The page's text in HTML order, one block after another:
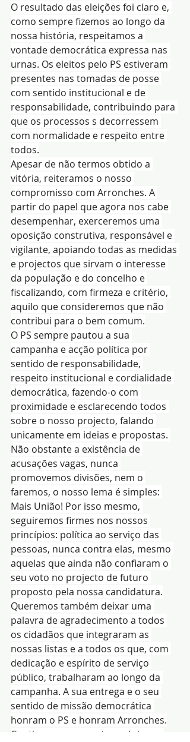
O resultado das eleições foi claro e,
como sempre fizemos ao longo da
nossa história, respeitamos a
vontade democrática expressa nas
urnas. Os eleitos pelo PS estiveram
presentes nas tomadas de posse
com sentido institucional e de
responsabilidade, contribuindo para
que os processos s decorressem
com normalidade e respeito entre
todos.
Apesar de não termos obtido a
vitória, reiteramos o nosso
compromisso com Arronches. A
partir do papel que agora nos cabe
desempenhar, exerceremos uma
oposição construtiva, responsável e
vigilante, apoiando todas as medidas
e projectos que sirvam o interesse
da população e do concelho e
fiscalizando, com firmeza e critério,
aquilo que consideremos que não
contribui para o bem comum.
O PS sempre pautou a sua
campanha e acção política por
sentido de responsabilidade,
respeito institucional e cordialidade
democrática, fazendo-o com
proximidade e esclarecendo todos
sobre o nosso projecto, falando
unicamente em ideias e propostas.
Não obstante a existência de
acusações vagas, nunca
promovemos divisões, nem o
faremos, o nosso lema é simples:
Mais União! Por isso mesmo,
seguiremos firmes nos nossos
princípios: política ao serviço das
pessoas, nunca contra elas, mesmo
aquelas que ainda não confiaram o
seu voto no projecto de futuro
proposto pela nossa candidatura.
Queremos também deixar uma
palavra de agradecimento a todos
os cidadãos que integraram as
nossas listas e a todos os que, com
dedicação e espírito de serviço
público, trabalharam ao longo da
campanha. A sua entrega e o seu
sentido de missão democrática
honram o PS e honram Arronches.
Continuaremos a estar próximos,